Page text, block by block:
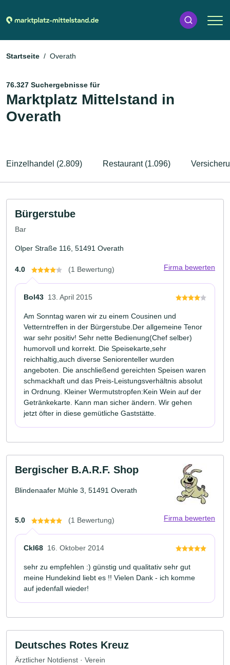
Startseite Overath
76.327 Suchergebnisse für
Marktplatz Mittelstand in
Overath
Einzelhandel (2.809) Restaurant (1.096)
Bürgerstube
Bar
Olper Straße 116, 51491 Overath
4.0 (1 Bewertung) Firma bewerten
Bol43 13. April 2015
Am Sonntag waren wir zu einem Cousinen und
Vetterntreffen in der Bürgerstube.Der allgemeine Tenor
war sehr positiv! Sehr nette Bedienung(Chef selber)
humorvoll und korrekt. Die Speisekarte,sehr
reichhaltig,auch diverse Seniorenteller wurden
angeboten. Die anschließend gereichten Speisen waren
schmackhaft und das Preis-Leistungsverhältnis absolut
in Ordnung. Kleiner Wermutstropfen:Kein Wein auf der
Getränkekarte. Kann man sicher ändern. Wir gehen
jetzt öfter in diese gemütliche Gaststätte.
Bergischer B.A.R.F. Shop
Blindenaafer Mühle 3, 51491 Overath
5.0 (1 Bewertung) Firma bewerten
Ckl68 16. Oktober 2014
sehr zu empfehlen :) günstig und qualitativ sehr gut
meine Hundekind liebt es !! Vielen Dank - ich komme
auf jedenfall wieder!
Deutsches Rotes Kreuz
Ärztlicher Notdienst · Verein